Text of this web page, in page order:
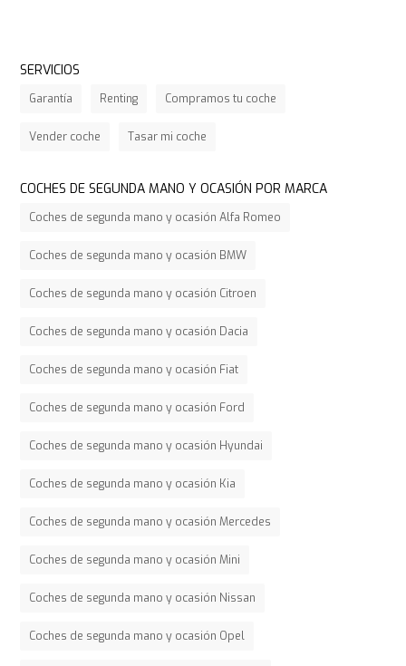
SERVICIOS
Garantía Renting Compramos tu coche
Vender coche Tasar mi coche
COCHES DE SEGUNDA MANO Y OCASIÓN POR MARCA
Coches de segunda mano y ocasión Alfa Romeo
Coches de segunda mano y ocasión BMW
Coches de segunda mano y ocasión Citroen
Coches de segunda mano y ocasión Dacia
Coches de segunda mano y ocasión Fiat
Coches de segunda mano y ocasión Ford
Coches de segunda mano y ocasión Hyundai
Coches de segunda mano y ocasión Kia
Coches de segunda mano y ocasión Mercedes
Coches de segunda mano y ocasión Mini
Coches de segunda mano y ocasión Nissan
Coches de segunda mano y ocasión Opel